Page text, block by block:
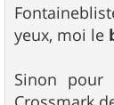
s
s
a
yeux, moi le
Sinon pour